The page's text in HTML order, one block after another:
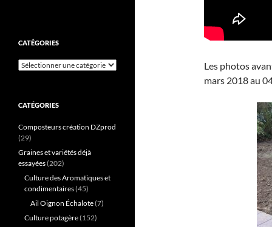
Les photos
mars 2018 au
CATÉGORIES
Catégories
CATÉGORIES
Composteurs création DZprod
(29)
Graines et variétés déjà
essayées(202)
Culture des Aromatiques et
condimentaires(45)
Ail Oignon Échalote(7)
Culture potagère(152)